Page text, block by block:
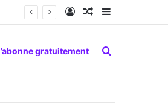
Connexion
Article Aléatoire
Sidebar
gratuitement Rechercher